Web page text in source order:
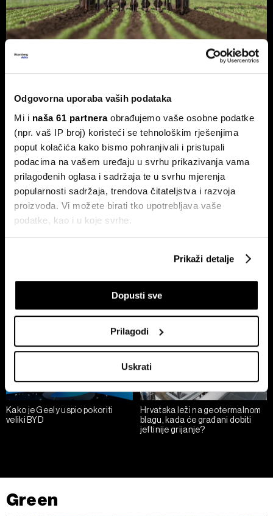
Odgovorna uporaba vaših podataka
Mi i naša 61 partneraobrađujemo vaše osobne podatke
(npr. vaš IP broj) koristeći se tehnološkim rješenjima
poput kolačića kako bismo pohranjivali i pristupali
podacima na vašem uređaju u svrhu prikazivanja vama
prilagođenih oglasa i sadržaja te u svrhu mjerenja
popularnosti sadržaja, trendova čitateljstva i razvoja
proizvoda. Vi možete birati tko upotrebljava vaše
podatke, kao i u koje svrhe.
Prikupljati podatke o vašoj geografskoj lokaciji,
koji mogu biti precizni do radijusa od nekoliko metara
Prepoznati vaš uređaj tako što ćemo aktivno
skenirati njegove određene karakteristike ("uzimanje
kako se obrađuje vaše osobne podatke te postaviti svoje
preferencije. Svoju privolu možete u svakom trenutku
izmijeniti ili povući u Izjavi o kolačićima.
Zajednički voditelji obrade su HD-WIN ARENA SPORT
Više o podacima koje obrađujemo kao i o
Kolačiće u bilo kojem trenutku možete ponovno ažurirati klikom
povući bez negativnih posljedica.
Prikaži detalje
Dopusti sve
Prilagodi
Uskrati
Hrvatska je utrostručila eko
problem
Nakon desetljeća snažnog rasta, daljnji razvoj sve više ovisi
o tržištu, a sve manje o novim hektarima.
Hrvatska je kronični uvoznik
i preko 30 posto
Kako je Geely uspio pokoriti
veliki BYD
Hrvatska leži na geotermalnom
blagu, kada će građani dobiti
jeftinije grijanje?
Green